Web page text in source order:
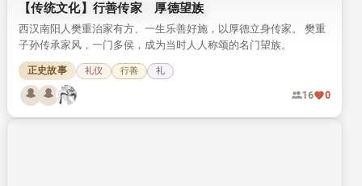
【传统文化】行善传家 厚德望族
西汉南阳人樊重治家有方、一生乐善好施，以厚德立身传家。 樊重
子孙传承家风，一门多侯，成为当时人人称颂的名门望族。
正史故事 礼仪 行善 礼
16 0